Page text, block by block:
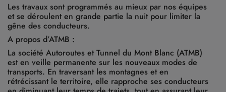
Les travaux sont programmés au mieux par nos équipes
et se déroulent en grande partie la nuit pour limiter la
gêne des conducteurs.
A propos d’ATMB :
La société Autoroutes et Tunnel du Mont Blanc (ATMB)
est en veille permanente sur les nouveaux modes de
transports. En traversant les montagnes et en
rétrécissant le territoire, elle rapproche ses conducteurs